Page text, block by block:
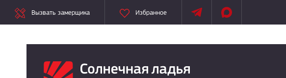
Вызвать замерщика Избранное